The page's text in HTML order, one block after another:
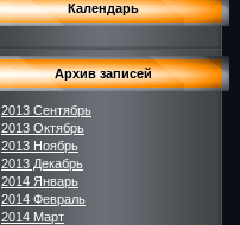
Календарь
Архив записей
2013 Сентябрь
2013 Октябрь
2013 Ноябрь
2013 Декабрь
2014 Январь
2014 Февраль
2014 Март